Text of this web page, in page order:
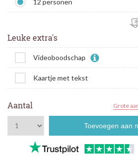
12 personen
Leuke extra's
Videoboodschap
Kaartje met tekst
Aantal Grote
Toevoegen aan